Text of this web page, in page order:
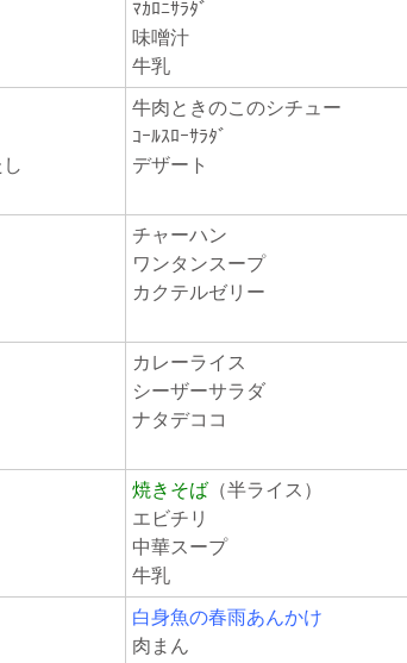
ﾏｶﾛﾆｻﾗﾀﾞ
味噌汁
牛乳
し
牛肉ときのこのシチュー
ｺｰﾙｽﾛｰｻﾗﾀﾞ
デザート
チャーハン
ワンタンスープ
カクテルゼリー
カレーライス
シーザーサラダ
ナタデココ
焼きそば（半ライス）
エビチリ
中華スープ
牛乳
白身魚の春雨あんかけ
肉まん